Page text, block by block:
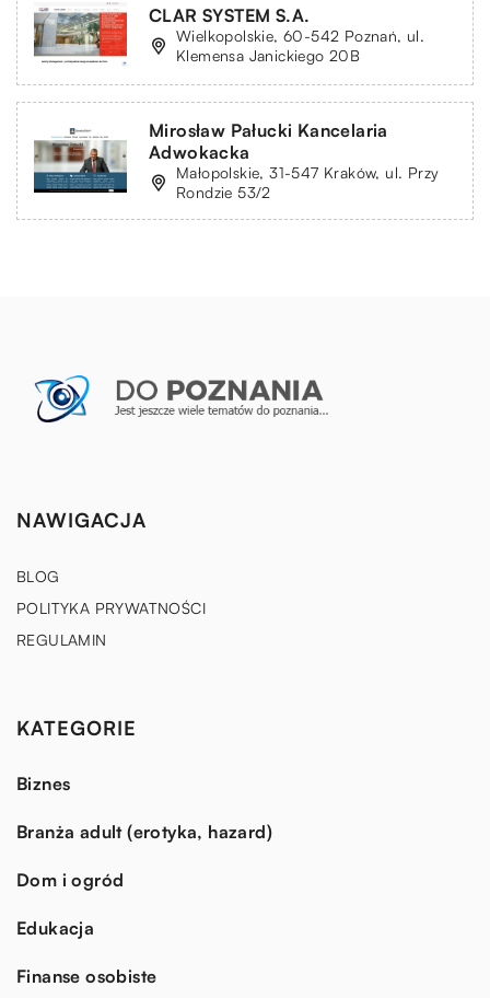
CLAR SYSTEM S.A.
Wielkopolskie, 60-542 Poznań, ul.
Klemensa Janickiego 20B
Mirosław Pałucki Kancelaria
Adwokacka
Małopolskie, 31-547 Kraków, ul. Przy
Rondzie 53/2
NAWIGACJA
BLOG
POLITYKA PRYWATNOŚCI
REGULAMIN
KATEGORIE
Biznes
Branża adult (erotyka, hazard)
Dom i ogród
Edukacja
Finanse osobiste